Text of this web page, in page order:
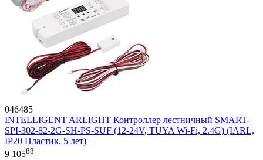
046485
INTELLIGENT ARLIGHT Контроллер лестничный SMART-
SPI-302-82-2G-SH-PS-SUF (12-24V, TUYA Wi-Fi, 2.4G) (IARL,
IP20 Пластик, 5 лет)
9 10588